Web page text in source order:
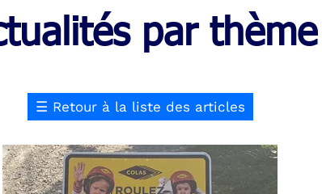
par thème
☰ Retour à la liste des articles